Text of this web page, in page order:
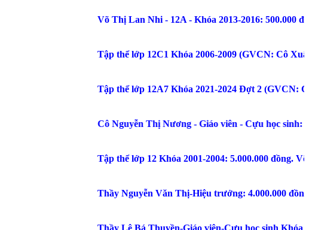
Võ Thị Lan Nhi - 12A - Khóa 2013-2016: 500.000 đồng.
Tập thể lớp 12C1 Khóa 2006-2009 (GVCN: Cô Xuân
Tập thể lớp 12A7 Khóa 2021-2024 Đợt 2 (GVCN: Cô Bích
Cô Nguyễn Thị Nương - Giáo viên - Cựu học sinh:
Tập thể lớp 12 Khóa 2001-2004: 5.000.000 đồng. Võ Đình
Thầy Nguyễn Văn Thị-Hiệu trưởng: 4.000.000 đồng. Cô
Thầy Lê Bá Thuyền-Giáo viên-Cựu học sinh Khóa 1989-